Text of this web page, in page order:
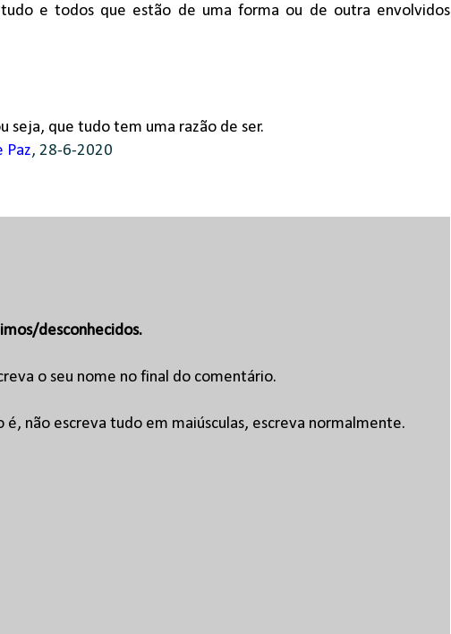
e todos que estão de uma forma ou de outra envolvidos
seja, que tudo tem uma razão de ser.
Paz, 28-6-2020
desconhecidos.
o seu nome no final do comentário.
é, não escreva tudo em maiúsculas, escreva normalmente.